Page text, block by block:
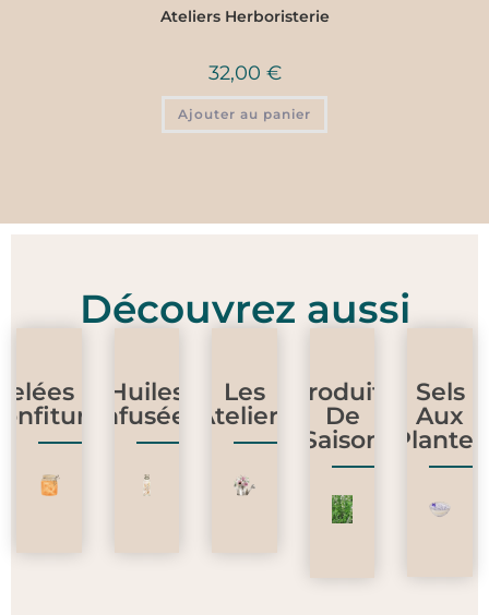
Ateliers Herboristerie
32,00 €
Ajouter au panier
Découvrez aussi
Et
Huiles
Infusées
Les
Ateliers
Produits
De
Saison
Sels
Aux
Plantes